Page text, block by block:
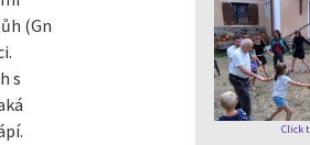
(Gn
s
Click